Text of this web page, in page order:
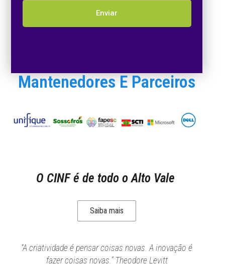
Enviar
Mantenedores E Parceiros
O CINF é de todo o Alto Vale
Saiba mais
“A criatividade é pensar coisas novas. A inovação é
fazer coisas novas.” Theodore Levitt